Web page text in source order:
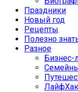
Праздники
Новый год
Рецепты
Полезно
Разное
Бизнес-